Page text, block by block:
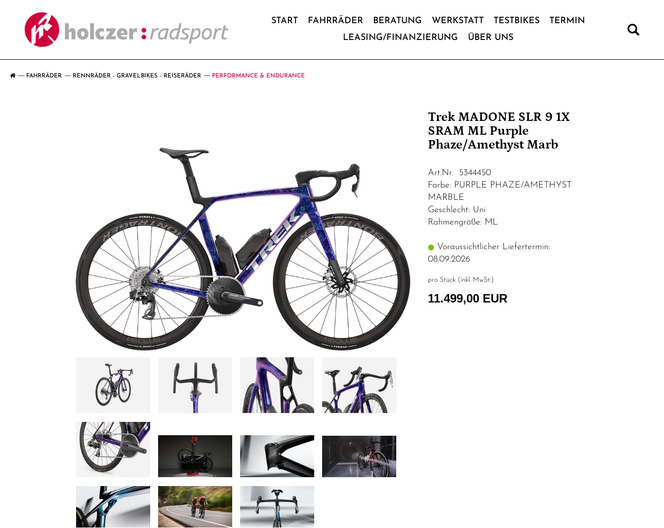
START FAHRRÄDER BERATUNG WERKSTATT TESTBIKES
TERMIN
LEASING/FINANZIERUNG
ÜBER UNS
FAHRRÄDER RENNRÄDER - GRAVELBIKES - REISERÄDER PERFORMANCE & ENDURANCE
Trek MADONE SLR 9 1X
SRAM ML Purple
Phaze/Amethyst Marb
Art.Nr. 5344450
Farbe: PURPLE PHAZE/AMETHYST
MARBLE
Geschlecht: Uni
Rahmengröße: ML
Voraussichtlicher Liefertermin:
08.09.2026
pro Stück (inkl. MwSt.)
11.499,00 EUR